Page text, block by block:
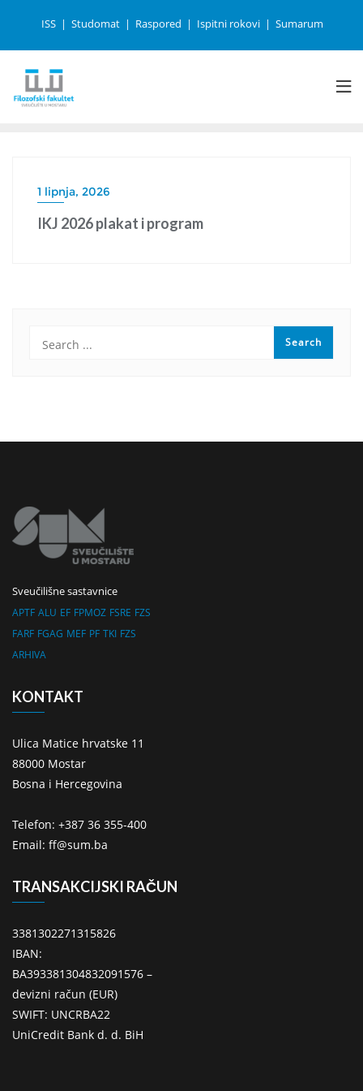
ISS Studomat Raspored Ispitni rokovi Sumarum
1 lipnja, 2026
IKJ 2026 plakat i program
Sveučilišne sastavnice
APTF ALU EF FPMOZ FSRE FZS
FARF FGAG MEF PF TKI FZS
ARHIVA
KONTAKT
Ulica Matice hrvatske 11
88000 Mostar
Bosna i Hercegovina
Telefon: +387 36 355-400
Email: ff@sum.ba
TRANSAKCIJSKI RAČUN
3381302271315826
IBAN:
BA393381304832091576 –
devizni račun (EUR)
SWIFT: UNCRBA22
UniCredit Bank d. d. BiH